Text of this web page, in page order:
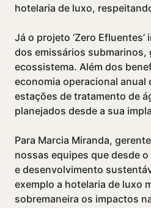
hotelaria de luxo,
Já o projeto ‘Zero
dos emissários submarinos,
ecossistema. Além dos
economia operacional anual
estações de tratamento de
planejados desde a sua
Para Marcia Miranda,
nossas equipes que desde
e desenvolvimento
exemplo a hotelaria de luxo
sobremaneira os impactos